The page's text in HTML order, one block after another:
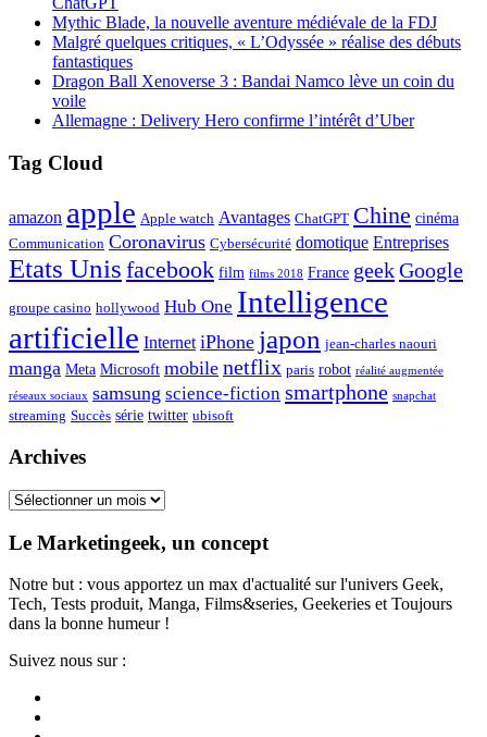
Mythic Blade, la nouvelle aventure médiévale de la FDJ
Malgré quelques critiques, « L’Odyssée » réalise des débuts
fantastiques
Dragon Ball Xenoverse 3 : Bandai Namco lève un coin du
voile
Allemagne : Delivery Hero confirme l’intérêt d’Uber
Tag Cloud
amazon apple Apple watch Avantages ChatGPT Chine cinéma
Communication Coronavirus Cybersécurité domotique Entreprises
Etats Unis facebook film films 2018 France geekGoogle
groupe casino hollywood Hub One Intelligence
artificielle Internet iPhone japon jean-charles naouri
manga Meta Microsoft mobile netflix paris robot réalité augmentée
réseaux sociaux samsung science-fiction smartphone snapchat
streaming Succès série twitter ubisoft
Archives
Archives
Le Marketingeek, un concept
Notre but : vous apportez un max d'actualité sur l'univers Geek,
Tech, Tests produit, Manga, Films&series, Geekeries et Toujours
dans la bonne humeur !
Suivez nous sur :